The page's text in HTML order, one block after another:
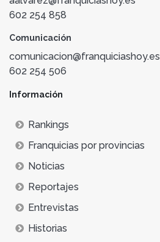
602 254 858
Comunicación
comunicacion@franquiciashoy.es
602 254 506
Información
Rankings
Franquicias por provincias
Noticias
Reportajes
Entrevistas
Historias